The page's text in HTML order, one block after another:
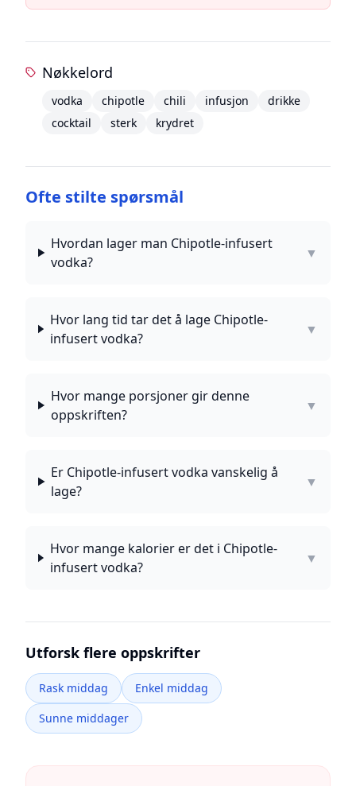
Nøkkelord
vodka chipotle chili infusjon
drikke
cocktail
sterk krydret
Ofte stilte spørsmål
Hvordan lager man Chipotle-infusert
vodka?
▼
Hvor lang tid tar det å lage Chipotle-
infusert vodka?
▼
Hvor mange porsjoner gir denne
oppskriften?
▼
Er Chipotle-infusert vodka vanskelig å
lage?
▼
Hvor mange kalorier er det i Chipotle-
infusert vodka?
▼
Utforsk flere oppskrifter
Rask middag
Enkel middag
Sunne middager